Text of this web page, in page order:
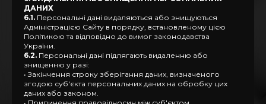
ДАНИХ
6.1. Персональні дані видаляються або знищуються
Адміністрацією Сайту в порядку, встановленому цією
Політикою та відповідно до вимог законодавства
України.
6.2. Персональні дані підлягають видаленню або
знищенню у разі:
• Закінчення строку зберігання даних, визначеного
згодою суб'єкта персональних даних на обробку цих
даних або законом.
• Припинення правовідносин між суб'єктом